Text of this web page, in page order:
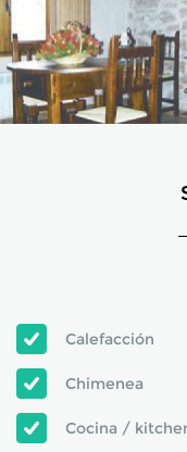
Calefacción
Chimenea
Cocina /